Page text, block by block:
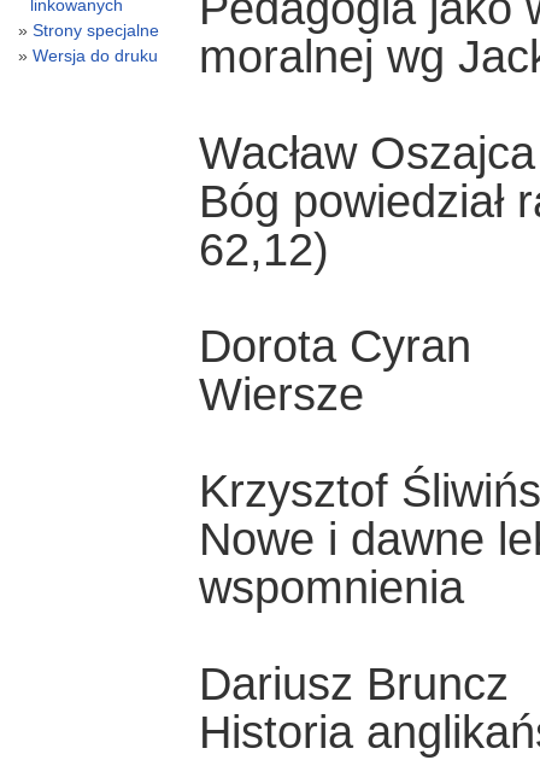
moralnej wg
Wacław
Bóg powiedział
62,12)
Dorota Cyran
Wiersze
Krzysztof
Nowe i dawne
wspomnienia
Dariusz Bruncz
Historia
linkowanych
Strony specjalne
Wersja do druku